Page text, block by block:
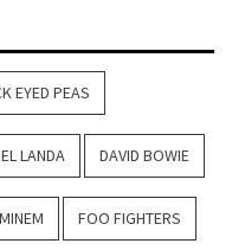
EYED PEAS
LANDA DAVID BOWIE
FOO FIGHTERS